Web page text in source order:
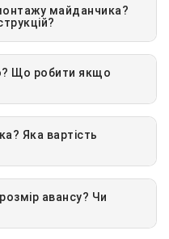
майданчика?
Що робити якщо
Яка вартість
авансу? Чи